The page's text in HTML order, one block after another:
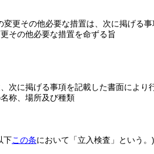
更その他必要な措置は、次に掲げる
その他必要な措置を命ずる旨
次に掲げる事項を記載した書面により
称、場所及び種類
下この条において「立入検査」という。)